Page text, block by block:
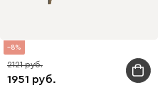
8
1951
2121